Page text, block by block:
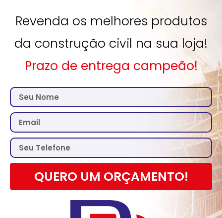
Revenda os melhores produtos
da construção civil na sua loja!
Prazo de entrega campeão!
QUERO UM ORÇAMENTO!